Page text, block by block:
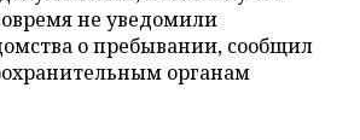
не уведомили
о пребывании, сообщил
органам